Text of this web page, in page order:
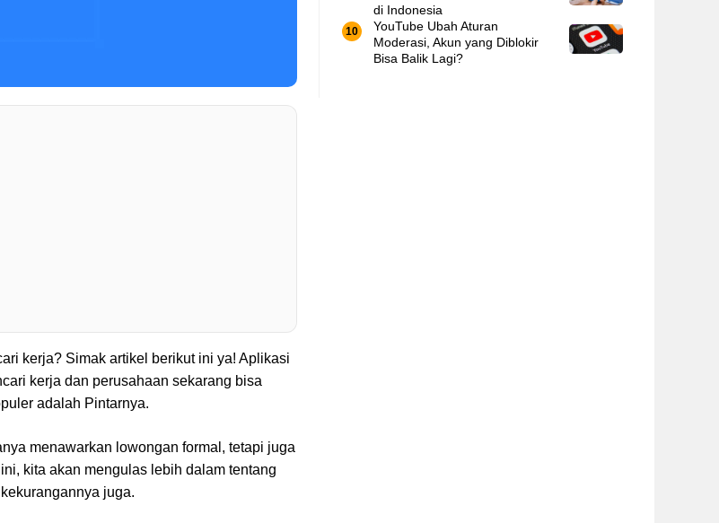
kerja? Simak artikel berikut ini ya! Aplikasi
kerja dan perusahaan sekarang bisa
adalah Pintarnya.
menawarkan lowongan formal, tetapi juga
kita akan mengulas lebih dalam tentang
juga.
di Indonesia
YouTube Ubah Aturan
Moderasi, Akun yang Diblokir
Bisa Balik Lagi?